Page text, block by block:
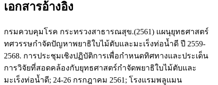
เอกสารอ้างอิง
กรมควบคุมโรค กระทรวงสาธารณสุข.(2561) แผนุยุทธศาสตร์
ทศวรรษกำจัดปัญหาพยาธิใบไม้ตับและมะเร็งท่อน้ำดี ปี 2559-
2568. การประชุมเชิงปฏิบัติการเพื่อกำหนดทิศทางและประเด็น
การวิจัยที่สอดคล้องกับยุทธศาสตร์กำจัดพยาธิใบไม้ตับและ
มะเร็งท่อน้ำดี; 24-26 กรกฎาคม 2561; โรงแรมพลูแมน